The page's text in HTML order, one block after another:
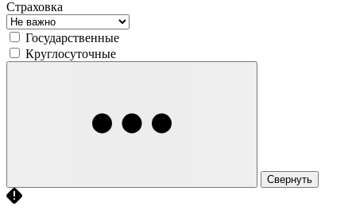
Страховка
Государственные
Круглосуточные
Свернуть